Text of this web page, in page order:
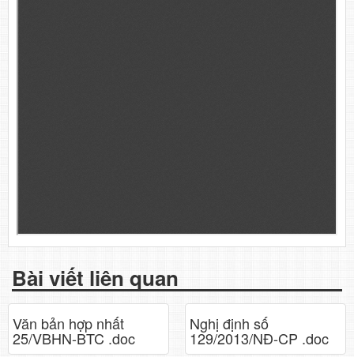
Bài viết liên quan
Văn bản hợp nhất
25/VBHN-BTC .doc
Nghị định số
129/2013/NĐ-CP .doc